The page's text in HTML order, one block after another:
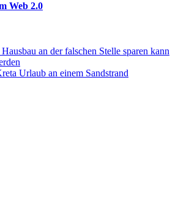
Web 2.0
an der falschen Stelle sparen kann
Urlaub an einem Sandstrand